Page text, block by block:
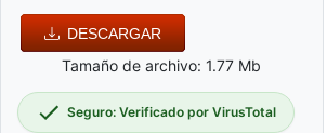
DESCARGAR
Tamaño de archivo: 1.77 Mb
Seguro: Verificado por VirusTotal